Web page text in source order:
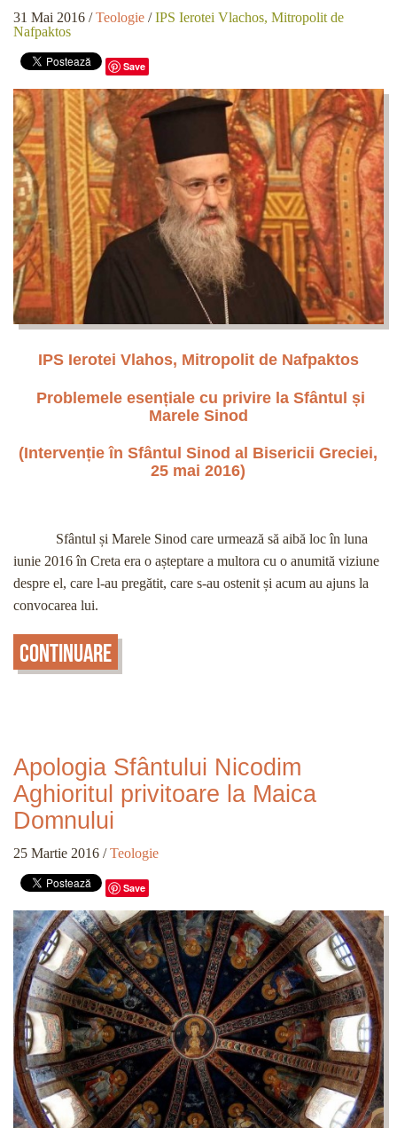
31 Mai 2016 /Teologie /IPS Ierotei Vlachos, Mitropolit de
Nafpaktos
Save
IPS Ierotei Vlahos, Mitropolit de Nafpaktos
Problemele esențiale cu privire la Sfântul și
Marele Sinod
(Intervenție în Sfântul Sinod al Bisericii Greciei,
25 mai 2016)
Sfântul și Marele Sinod care urmează să aibă loc în luna
iunie 2016 în Creta era o așteptare a multora cu o anumită viziune
despre el, care l-au pregătit, care s-au ostenit și acum au ajuns la
convocarea lui.
Continuare
Apologia Sfântului Nicodim
Aghioritul privitoare la Maica
Domnului
25 Martie 2016 /Teologie
Save